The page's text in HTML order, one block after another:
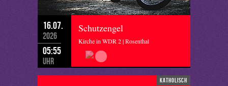
16.07.
2026
05:55
Uhr
Schutzengel
Kirche in WDR 2 | Rosenthal
katholisch